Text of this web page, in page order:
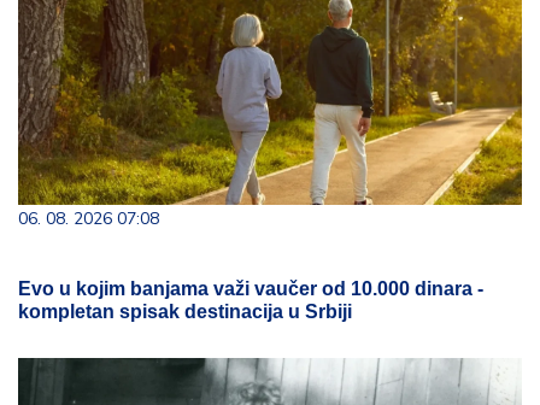
06. 08. 2026 07:08
Evo u kojim banjama važi vaučer od 10.000 dinara -
kompletan spisak destinacija u Srbiji